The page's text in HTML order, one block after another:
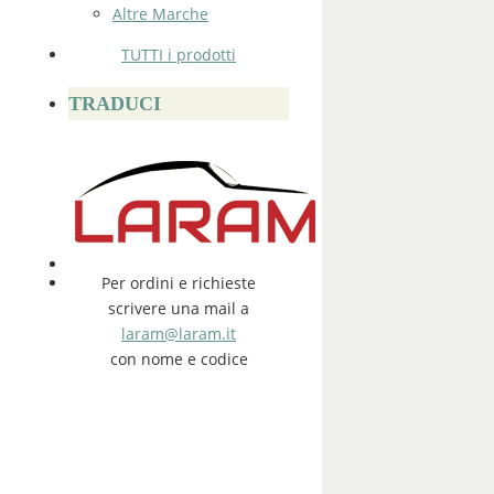
Altre Marche
TUTTI i prodotti
TRADUCI
Per ordini e richieste
scrivere una mail a
laram@laram.it
con nome e codice